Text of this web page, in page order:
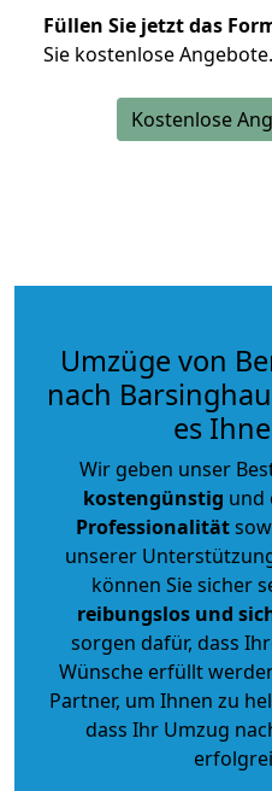
Füllen Sie jetzt das
Sie kostenlose Angebote.
Kostenlose
Umzüge von
nach
es
Wir geben unser
kostengünstig und
Professionalität
unserer
können Sie sicher
reibungslos und
sorgen dafür, dass
Wünsche erfüllt
Partner, um Ihnen zu
dass Ihr Umzug